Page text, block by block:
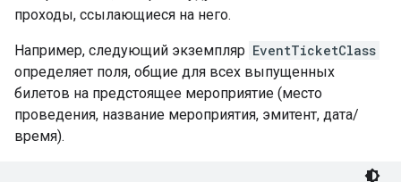
проходы, ссылающиеся на него.
Например, следующий экземпляр EventTicketClass
определяет поля, общие для всех выпущенных
билетов на предстоящее мероприятие (место
проведения, название мероприятия, эмитент, дата/
время).